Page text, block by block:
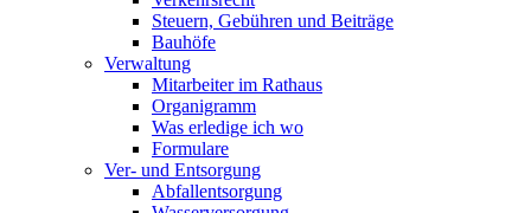
Steuern, Gebühren und Beiträge
Bauhöfe
Verwaltung
Mitarbeiter im Rathaus
Organigramm
Was erledige ich wo
Formulare
Ver- und Entsorgung
Abfallentsorgung